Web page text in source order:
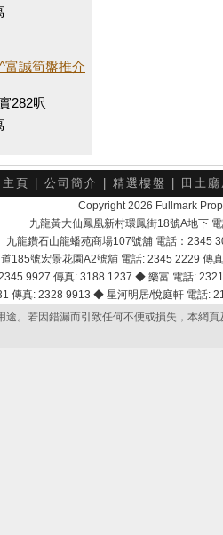
富誠筍盤推介
282呎
主頁 公司簡介 精選樓盤 田土
Copyright 2026 Fullmark
九龍黃大仙鳳凰新村環鳳街18號A地下
九龍鑽石山龍蟠苑商場107號舖 電話：2345
185號宏景花園A2號舖 電話: 2345 2229
9927 傳真: 3188 1237 ◆ 樂富 電話:
傳真: 2328 9913 ◆ 星河明居/悅庭軒 電話
途。若因錯漏而引致任何不便或損失，本網